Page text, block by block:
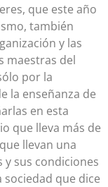
que este año
también
y las
maestras del
por la
la enseñanza de
en esta
que lleva más de
llevan una
y sus condiciones
que dice